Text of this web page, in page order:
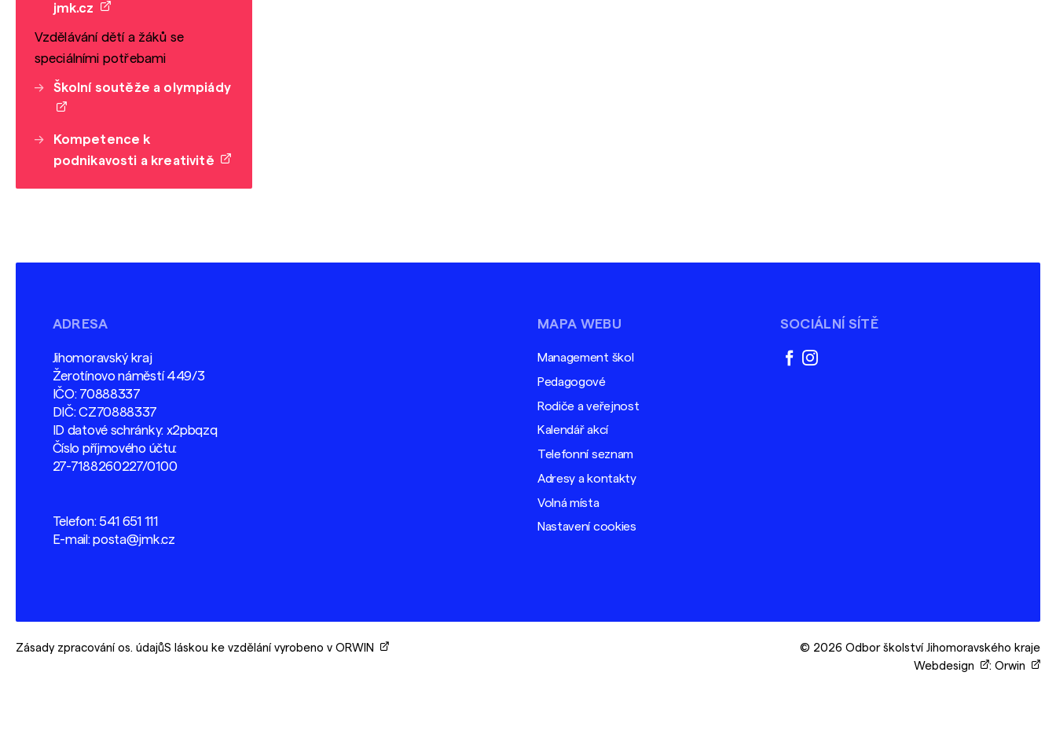
jmk.cz
Vzdělávání dětí a žáků se
speciálními potřebami
Školní soutěže a olympiády
Kompetence k
podnikavosti a kreativitě
ADRESA
Jihomoravský kraj
Žerotínovo náměstí 449/3
IČO: 70888337
DIČ: CZ70888337
ID datové schránky: x2pbqzq
Číslo příjmového účtu:
27-7188260227/0100
Telefon: 541 651 111
E-mail:posta@jmk.cz
MAPA WEBU
Management škol
Pedagogové
Rodiče a veřejnost
Kalendář akcí
Telefonní seznam
Adresy a kontakty
Volná místa
Nastavení cookies
SOCIÁLNÍ SÍTĚ
facebook
instagram
Zásady zpracování os. údajůS láskou ke vzdělání vyrobeno v ORWIN
© 2026 Odbor školství Jihomoravského kraje
Webdesign
: Orwin